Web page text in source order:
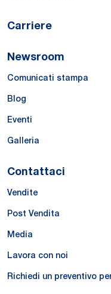
Carriere
Newsroom
Comunicati stampa
Blog
Eventi
Galleria
Contattaci
Vendite
Post Vendita
Media
Lavora con noi
Richiedi un preventivo